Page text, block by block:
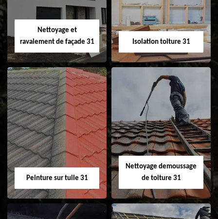
fenêtre de toit et
Velux 31
Nettoyage et
ravalement de façade 31
Nettoyage et
ravalement de
façade 31
Isolation toiture 31
Isolation toiture 31
Peinture sur tuile 31
Nettoyage demoussage
de toiture 31